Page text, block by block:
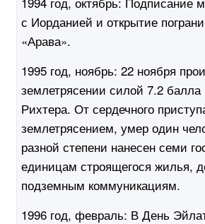
с Иорданией и открытие
«Арава».
1995 год, ноябрь: 22 ноября
землетрясении силой 7.2
Рихтера. От сердечного
землетрясением, умер один
разной степени нанесен семи
единицам строящегося жилья,
подземным коммуникациям.
1996 год, февраль: В День